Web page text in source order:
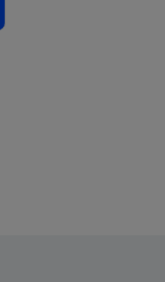
(1 accu 2.0 Ah)